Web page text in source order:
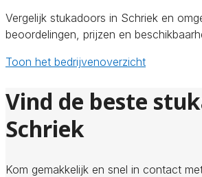
Vergelijk stukadoors in Schriek en
beoordelingen, prijzen en
Toon het bedrijvenoverzicht
Vind de beste
Schriek
Kom gemakkelijk en snel in contact